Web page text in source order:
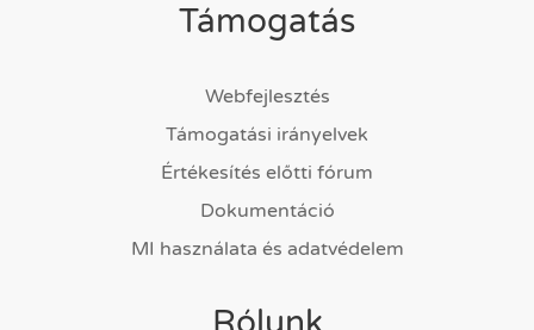
Támogatás
Webfejlesztés
Támogatási irányelvek
Értékesítés előtti fórum
Dokumentáció
MI használata és adatvédelem